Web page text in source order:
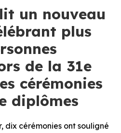
un nouveau
plus
de la 31e
cérémonies
diplômes
dix cérémonies ont souligné